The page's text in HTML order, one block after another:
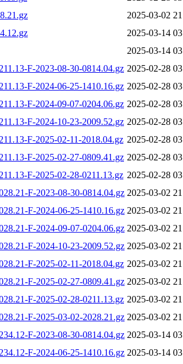
2025-03-02
2025-03-14
2025-03-14
F-2023-08-30-0814.04.gz 2025-02-28
F-2024-06-25-1410.16.gz 2025-02-28
F-2024-09-07-0204.06.gz 2025-02-28
F-2024-10-23-2009.52.gz 2025-02-28
F-2025-02-11-2018.04.gz 2025-02-28
F-2025-02-27-0809.41.gz 2025-02-28
F-2025-02-28-0211.13.gz 2025-02-28
F-2023-08-30-0814.04.gz 2025-03-02
F-2024-06-25-1410.16.gz 2025-03-02
F-2024-09-07-0204.06.gz 2025-03-02
F-2024-10-23-2009.52.gz 2025-03-02
F-2025-02-11-2018.04.gz 2025-03-02
F-2025-02-27-0809.41.gz 2025-03-02
F-2025-02-28-0211.13.gz 2025-03-02
F-2025-03-02-2028.21.gz 2025-03-02
F-2023-08-30-0814.04.gz 2025-03-14
F-2024-06-25-1410.16.gz 2025-03-14